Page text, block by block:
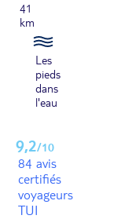
41
km
Les
pieds
dans
l'eau
9,2/10
84 avis
certifiés
voyageurs
TUI